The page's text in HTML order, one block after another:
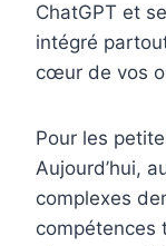
ChatGPT et
intégré
cœur de vos
Pour les
Aujourd’hui,
complexes
compétences